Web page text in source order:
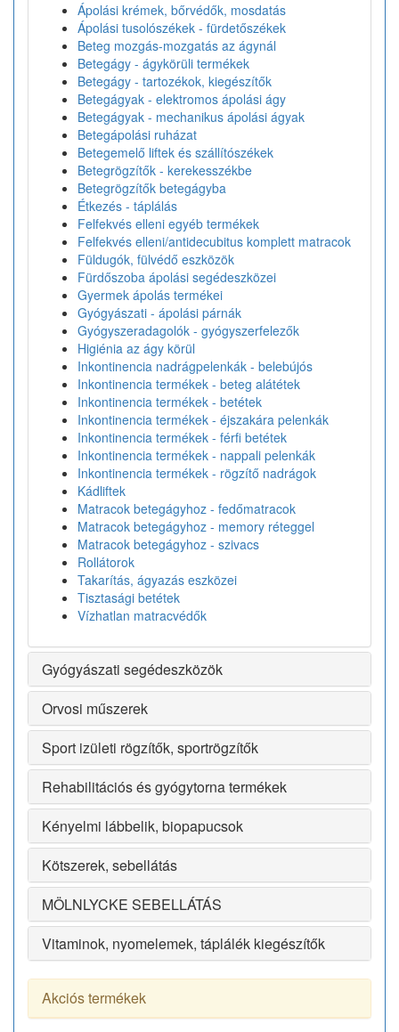
Ápolási krémek, bőrvédők, mosdatás
Ápolási tusolószékek - fürdetőszékek
Beteg mozgás-mozgatás az ágynál
Betegágy - ágykörüli termékek
Betegágy - tartozékok, kiegészítők
Betegágyak - elektromos ápolási ágy
Betegágyak - mechanikus ápolási ágyak
Betegápolási ruházat
Betegemelő liftek és szállítószékek
Betegrögzítők - kerekesszékbe
Betegrögzítők betegágyba
Étkezés - táplálás
Felfekvés elleni egyéb termékek
Felfekvés elleni/antidecubitus komplett matracok
Füldugók, fülvédő eszközök
Fürdőszoba ápolási segédeszközei
Gyermek ápolás termékei
Gyógyászati - ápolási párnák
Gyógyszeradagolók - gyógyszerfelezők
Higiénia az ágy körül
Inkontinencia nadrágpelenkák - belebújós
Inkontinencia termékek - beteg alátétek
Inkontinencia termékek - betétek
Inkontinencia termékek - éjszakára pelenkák
Inkontinencia termékek - férfi betétek
Inkontinencia termékek - nappali pelenkák
Inkontinencia termékek - rögzítő nadrágok
Kádliftek
Matracok betegágyhoz - fedőmatracok
Matracok betegágyhoz - memory réteggel
Matracok betegágyhoz - szivacs
Rollátorok
Takarítás, ágyazás eszközei
Tisztasági betétek
Vízhatlan matracvédők
Gyógyászati segédeszközök
Orvosi műszerek
Sport izületi rögzítők, sportrögzítők
Rehabilitációs és gyógytorna termékek
Kényelmi lábbelik, biopapucsok
Kötszerek, sebellátás
MÖLNLYCKE SEBELLÁTÁS
Vitaminok, nyomelemek, táplálék kiegészítők
Akciós termékek